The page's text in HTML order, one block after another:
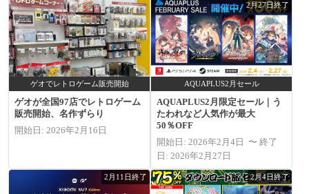
ゲオでレトロゲーム販売開始
ゲオが全国97店でレトロゲーム
販売開始、名作ずらり
開始日: 2026年2月16日
2月27日終了
AQUAPLUS2月セール
AQUAPLUS2月限定セール｜う
たわれなど人気作が最大
50％OFF
開始日: 2026年2月4日 〜 終了
日: 2026年2月27日
2月11日終了 2月4日終了